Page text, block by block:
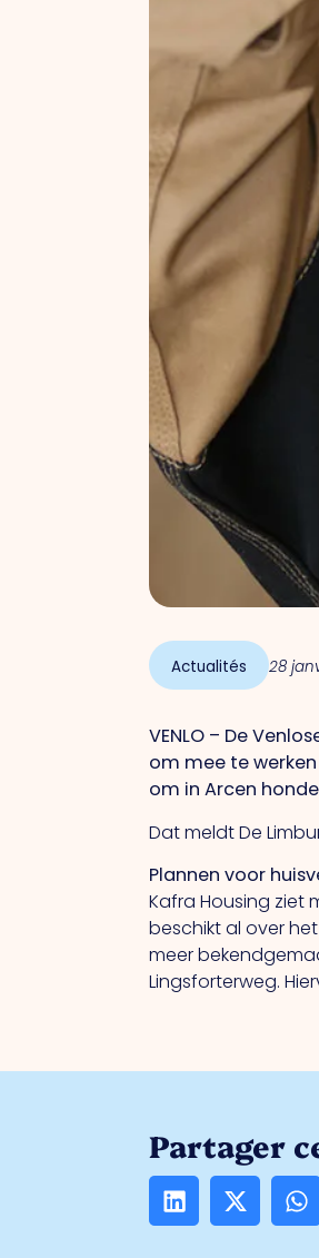
Actualités 28
VENLO – De
om mee te
om in Arcen
Dat meldt De
Plannen voor
Kafra Housing ziet
beschikt al over
meer
Lingsforterweg.
Partager